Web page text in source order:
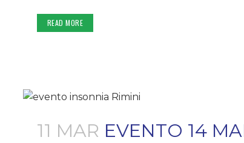
READ MORE
11 MAR EVENTO 14